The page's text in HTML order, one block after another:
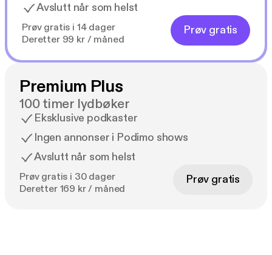
Avslutt når som helst
Prøv gratis i 14 dager
Deretter 99 kr / måned
Prøv gratis
Premium Plus
100 timer lydbøker
Eksklusive podkaster
Ingen annonser i Podimo shows
Avslutt når som helst
Prøv gratis i 30 dager
Deretter 169 kr / måned
Prøv gratis